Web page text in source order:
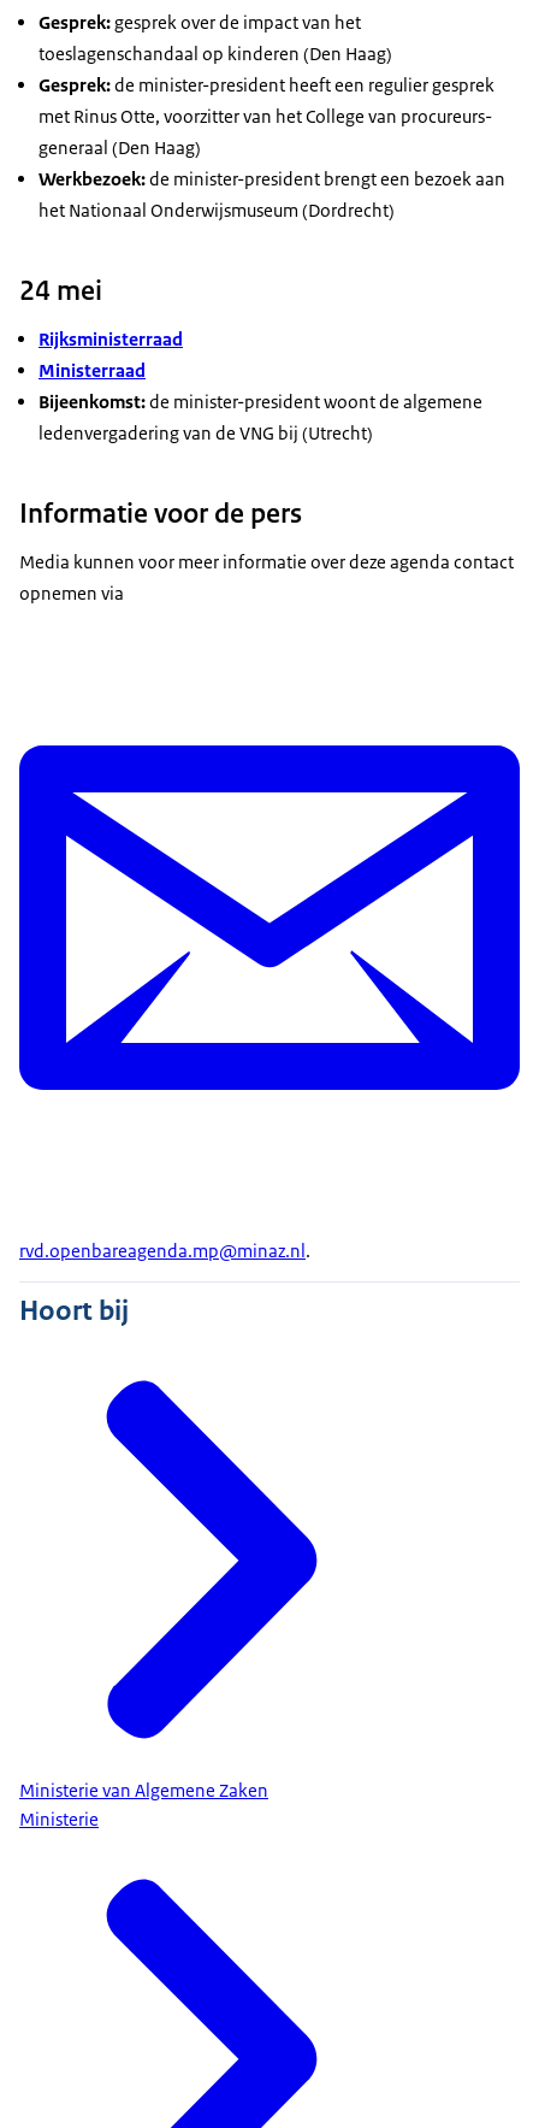
Gesprek:gesprek over de impact van het
toeslagenschandaal op kinderen (Den Haag)
Gesprek:de minister-president heeft een regulier gesprek
met Rinus Otte, voorzitter van het College van procureurs-
generaal (Den Haag)
Werkbezoek:de minister-president brengt een bezoek aan
het Nationaal Onderwijsmuseum (Dordrecht)
24 mei
Rijksministerraad
Ministerraad
Bijeenkomst:de minister-president woont de algemene
ledenvergadering van de VNG bij (Utrecht)
Informatie voor de pers
Media kunnen voor meer informatie over deze agenda contact
opnemen via
rvd.openbareagenda.mp@minaz.nl.
Hoort bij
Ministerie van Algemene Zaken
Ministerie